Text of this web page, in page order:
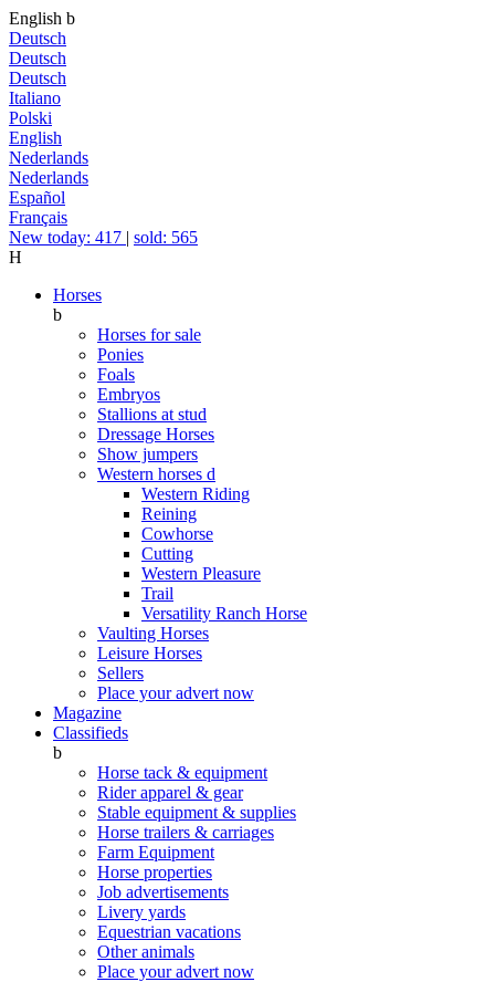
English b
Deutsch
Deutsch
Deutsch
Italiano
Polski
English
Nederlands
Nederlands
Español
Français
New today: 417 | sold: 565
H
Horses
b
Horses for sale
Ponies
Foals
Embryos
Stallions at stud
Dressage Horses
Show jumpers
Western horses d
Western Riding
Reining
Cowhorse
Cutting
Western Pleasure
Trail
Versatility Ranch Horse
Vaulting Horses
Leisure Horses
Sellers
Place your advert now
Magazine
Classifieds
b
Horse tack & equipment
Rider apparel & gear
Stable equipment & supplies
Horse trailers & carriages
Farm Equipment
Horse properties
Job advertisements
Livery yards
Equestrian vacations
Other animals
Place your advert now